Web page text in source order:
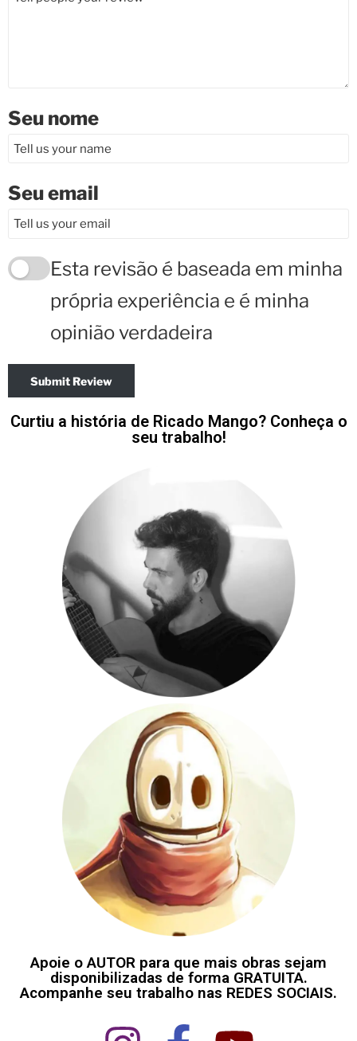
Seu nome
Seu email
Esta revisão é baseada em minha
própria experiência e é minha
opinião verdadeira
Submit Review
Curtiu a história de Ricado Mango? Conheça o
seu trabalho!
Apoie o AUTOR para que mais obras sejam
disponibilizadas de forma GRATUITA.
Acompanhe seu trabalho nas REDES SOCIAIS.